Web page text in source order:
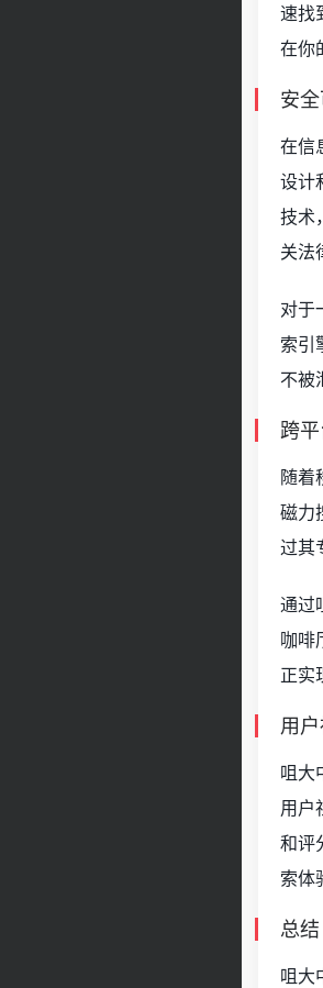
速找
在你
安
在信
设计
技术
关法
对于
索引
不被
跨
随着
磁力
过其
通过
咖啡
正实
用
咀大
用户
和评
索体
总结
咀大